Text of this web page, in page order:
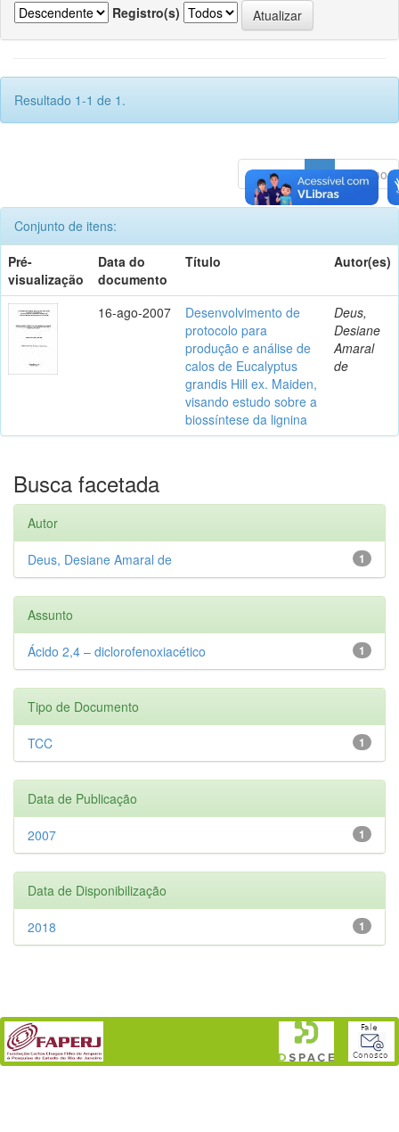
Registro(s)
Resultado 1-1 de 1.
Anterior 1 Póximo
Conjunto de itens:
Pré-
visualização
Data do
documento
Título Autor(es)
16-ago-2007
Desenvolvimento de
protocolo para
produção e análise de
calos de Eucalyptus
grandis Hill ex. Maiden,
visando estudo sobre a
biossíntese da lignina
Deus,
Desiane
Amaral
de
Busca facetada
Autor
1
Deus, Desiane Amaral de
Assunto
1
Ácido 2,4 – diclorofenoxiacético
Tipo de Documento
1
TCC
Data de Publicação
1
2007
Data de Disponibilização
1
2018